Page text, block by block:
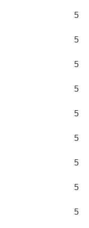
5
5
5
5
5
5
5
5
5